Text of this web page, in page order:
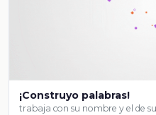
¡Construyo palabras!
trabaja con su nombre y el de